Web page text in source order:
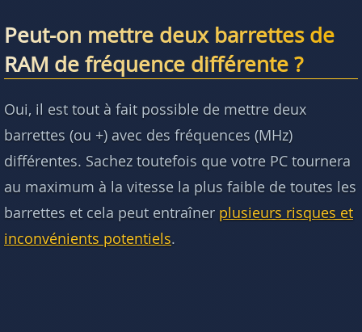
Peut-on mettre deux barrettes de
RAM de fréquence différente ?
Oui, il est tout à fait possible de mettre deux
barrettes (ou +) avec des fréquences (MHz)
différentes. Sachez toutefois que votre PC tournera
au maximum à la vitesse la plus faible de toutes les
barrettes et cela peut entraîner plusieurs risques et
inconvénients potentiels.